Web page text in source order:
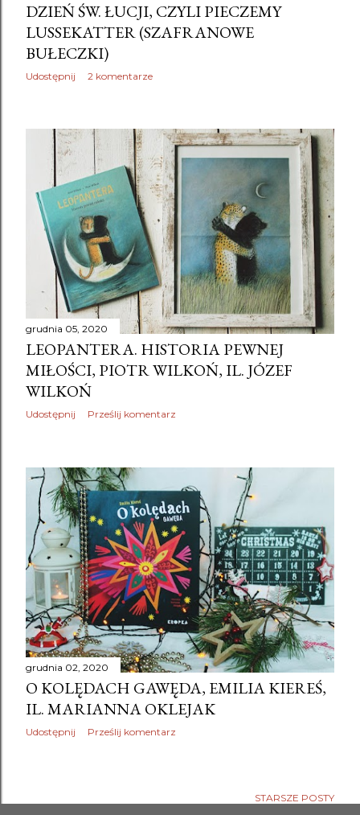
DZIEŃ ŚW. ŁUCJI, CZYLI PIECZEMY
LUSSEKATTER (SZAFRANOWE
BUŁECZKI)
Udostępnij 2 komentarze
grudnia 05, 2020
LEOPANTERA. HISTORIA PEWNEJ
MIŁOŚCI, PIOTR WILKOŃ, IL. JÓZEF
WILKOŃ
Udostępnij Prześlij komentarz
grudnia 02, 2020
O KOLĘDACH GAWĘDA, EMILIA KIEREŚ,
IL. MARIANNA OKLEJAK
Udostępnij Prześlij komentarz
STARSZE POSTY